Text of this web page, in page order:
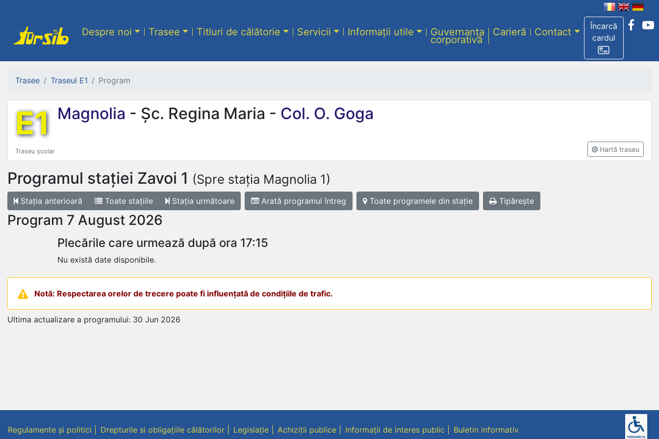
Încarcă
cardul
Despre noi Trasee Titluri de călătorie Servicii Informații utile Guvernanța
corporativă
Carieră Contact
Trasee Traseul E1 Program
E1 Magnolia - Șc. Regina Maria - Col. O. Goga
Traseu școlar Hartă traseu
Programul stației Zavoi 1 (Spre stația Magnolia 1)
Stația anterioară Toate stațiile Stația următoare Arată programul întreg Toate programele din stație Tipărește
Program 7 August 2026
Plecările care urmează după ora 17:15
Nu există date disponibile.
Notă: Respectarea orelor de trecere poate fi influențată de condițiile de trafic.
Ultima actualizare a programului: 30 Jun 2026
Regulamente și politici Drepturile si obligațiile călătorilor Legislație Achiziții publice Informații de interes public Buletin informativ